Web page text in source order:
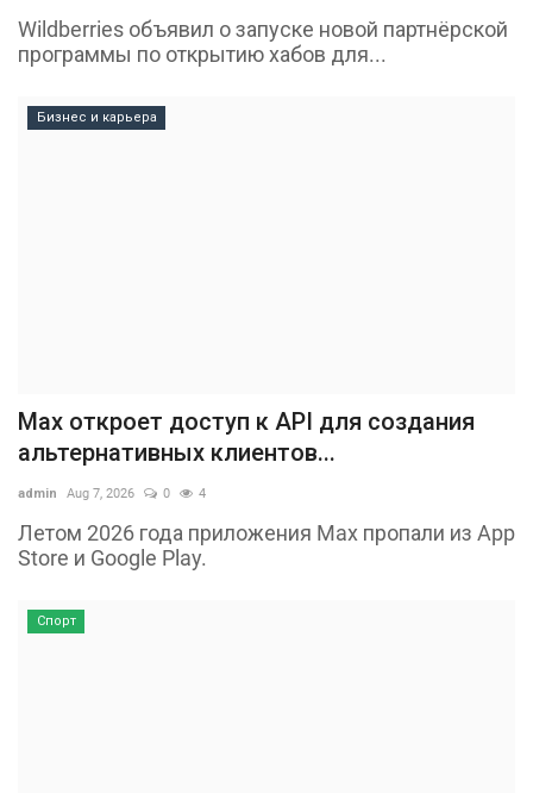
Wildberries объявил о запуске новой партнёрской
программы по открытию хабов для...
Бизнес и карьера
Max откроет доступ к API для создания
альтернативных клиентов...
admin Aug 7, 2026 0 4
Летом 2026 года приложения Max пропали из App
Store и Google Play.
Спорт